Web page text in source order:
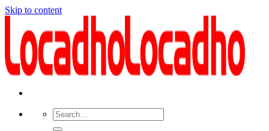
Skip to content